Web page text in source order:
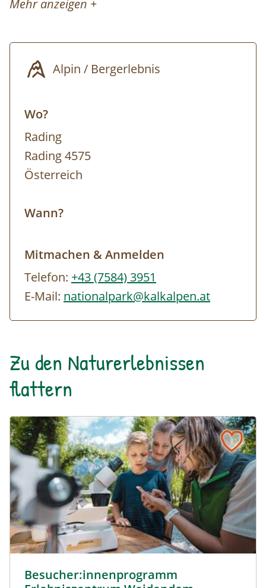
historische Einrichtung und Bleistift Graffiti
diese Zeit. 2014 wurde die Hütter aufwendig
renoviert.
besichtigt werden. Interessant ist vor allem,
wie sich das einst adelige Jagdgebiet rund
um die Bärenriedlau zur Wildruhezone im
Nationalpark entwickelt hat.
Mehr anzeigen +
Alpin / Bergerlebnis
Wo?
Rading
Rading 4575
Österreich
Wann?
Mitmachen & Anmelden
Telefon: +43 (7584) 3951
E-Mail: nationalpark@kalkalpen.at
Zu den Naturerlebnissen
flattern
Besucher:innenprogramm